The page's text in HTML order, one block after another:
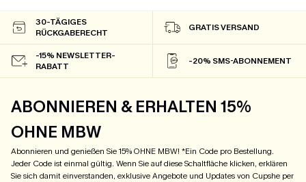
30-TÄGIGES
RÜCKGABERECHT
GRATIS VERSAND
-15% NEWSLETTER-
RABATT
-20% SMS-ABONNEMENT
ABONNIEREN & ERHALTEN 15%
OHNE MBW
Abonnieren und genießen Sie 15% OHNE MBW! *Ein Code pro Bestellung.
Jeder Code ist einmal gültig. Wenn Sie auf diese Schaltfläche klicken, erklären
Sie sich damit einverstanden, exklusive Angebote und Updates von Cupshe per